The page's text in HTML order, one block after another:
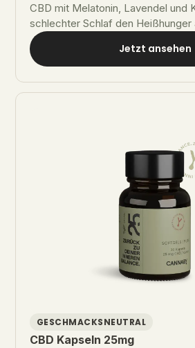
CBD mit Melatonin, Lavendel und
schlechter Schlaf den Heißhunger
Jetzt ansehen
GESCHMACKSNEUTRAL
CBD Kapseln 25mg